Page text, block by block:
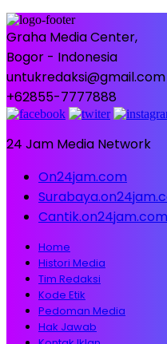
Graha Media Center,
Bogor - Indonesia
untukredaksi@gmail.com
+62855-7777888
24 Jam Media Network
On24jam.com
Cantik.on24jam.com
Home
Histori Media
Tim Redaksi
Kode Etik
Pedoman Media
Hak Jawab